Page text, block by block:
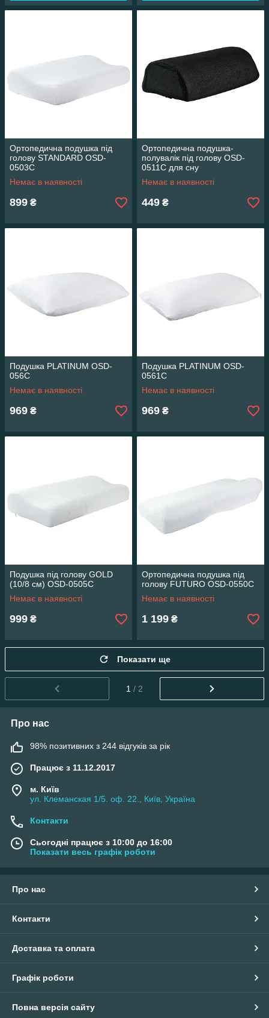
Ортопедична подушка під
голову STANDARD OSD-
0503C
Немає в наявності
899 ₴
Ортопедична подушка-
полувалік під голову OSD-
0511C для сну
Немає в наявності
449 ₴
Подушка PLATINUM OSD-
056C
Немає в наявності
969 ₴
Подушка PLATINUM OSD-
0561C
Немає в наявності
969 ₴
Подушка під голову GOLD
(10/8 см) OSD-0505C
Немає в наявності
999 ₴
Ортопедична подушка під
голову FUTURO OSD-0550C
Немає в наявності
1 199 ₴
Показати ще
1 / 2
Про нас
98% позитивних з 244 відгуків за рік
Працює з 11.12.2017
м. Київ
ул. Клеманская 1/5. оф. 22., Київ, Україна
Контакти
Сьогодні працює з 10:00 до 16:00
Показати весь графік роботи
Про нас
Контакти
Доставка та оплата
Графік роботи
Повна версія сайту